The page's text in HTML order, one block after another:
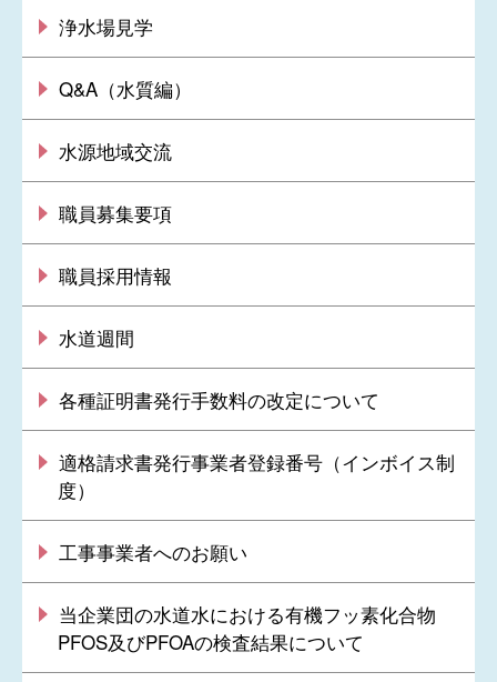
浄水場見学
Q&A（水質編）
水源地域交流
職員募集要項
職員採用情報
水道週間
各種証明書発行手数料の改定について
適格請求書発行事業者登録番号（インボイス制
度）
工事事業者へのお願い
当企業団の水道水における有機フッ素化合物
PFOS及びPFOAの検査結果について